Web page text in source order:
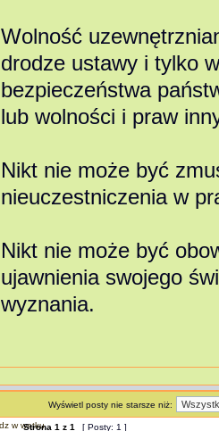
Wolność
drodze ustawy i tylko
bezpieczeństwa
lub wolności i praw
Nikt nie może być
nieuczestniczenia w
Nikt nie może być
ujawnienia swojego
wyznania.
Wyświetl posty nie starsze niż:
Strona 1 z 1 [ Posty: 1 ]